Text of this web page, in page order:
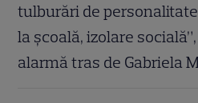
tulburări de
la școală, izolare
alarmă tras de Gabriela